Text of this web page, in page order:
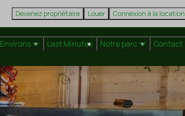
Devenez propriétaire Louer Connexion à la location
Environs Last Minutes Notre parc Contact